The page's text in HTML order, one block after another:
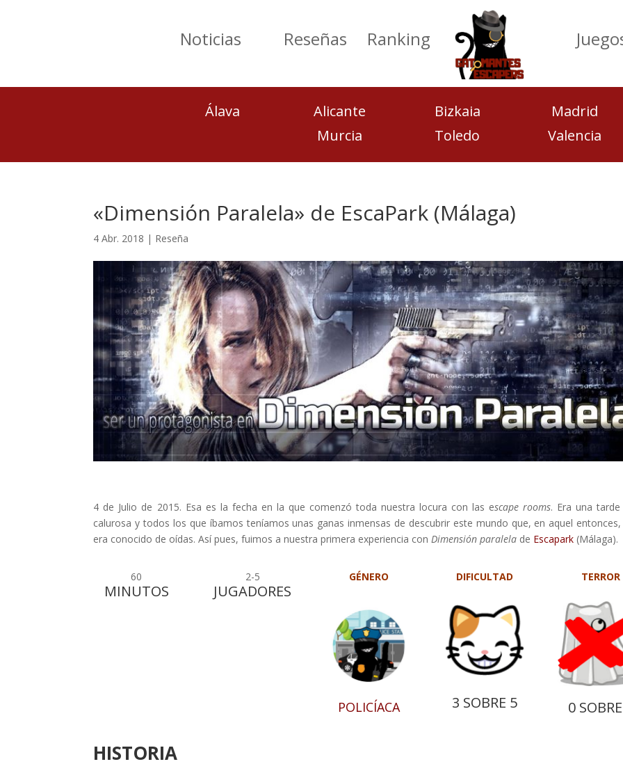
Noticias Reseñas Ranking
Álava
Alicante
Murcia
Bizkaia
Toledo
Madrid
Valencia
«Dimensión Paralela» de EscaPark (Málaga)
4 Abr. 2018 | Reseña
4 de Julio de 2015. Esa es la fecha en la que comenzó toda nuestra locura con las escape rooms. Era una
calurosa y todos los que íbamos teníamos unas ganas inmensas de descubrir este mundo que, en aquel
era conocido de oídas. Así pues, fuimos a nuestra primera experiencia con Dimensión paralela de Escapark (Málaga).
60
MINUTOS
2-5
JUGADORES
GÉNERO
POLICÍACA
DIFICULTAD
3 SOBRE 5
TERROR
0
HISTORIA